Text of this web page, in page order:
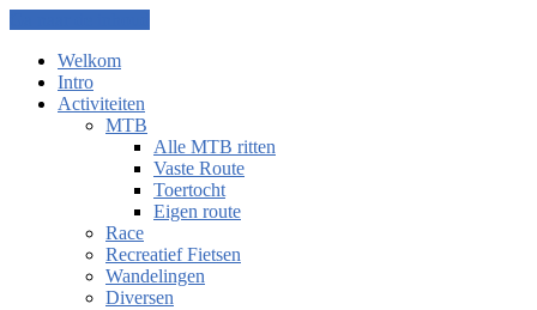
Welkom
Intro
Activiteiten
MTB
Alle MTB ritten
Vaste Route
Toertocht
Eigen route
Race
Recreatief Fietsen
Wandelingen
Diversen